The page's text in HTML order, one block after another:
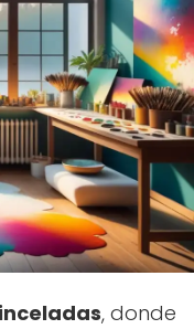
, donde